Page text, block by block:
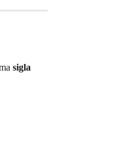
sigla